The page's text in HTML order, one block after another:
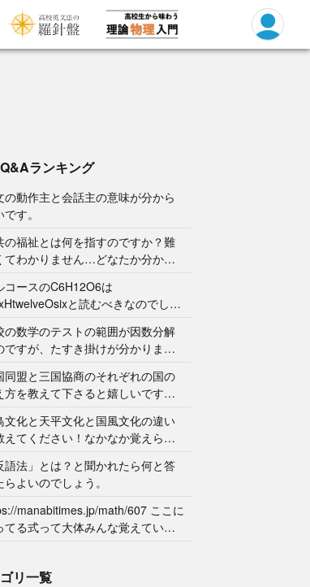
ランキング
の動作主と会話主の意味が分から
す。
の福祉とは何を指すのですか？難
てわかりません…どなたか分かり
コースのC6H12O6は
と読むべきなのでしょ
の数学のテストの範囲が因数分解
ですが、たすき掛けが分かりませ
同盟と三国協商のそれぞれの国の
方を教えて下さると嬉しいです。
文化と天平文化と国風文化の違い
えてください！なかなか覚えられ
語法」とは？と聞かれたら何と答
らよいのでしょう。
manabitimes.jp/math/607 ここに
てる式って大体みんな覚えている
リ一覧